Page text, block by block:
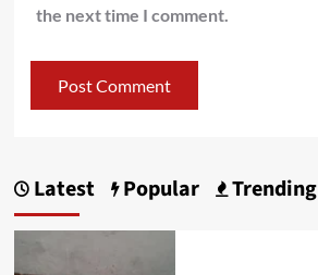
the next time I comment.
Latest Popular Trending